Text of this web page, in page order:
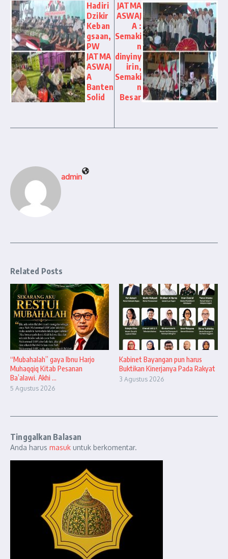
Hadiri
Dzikir
Keban
gsaan,
PW
JATMA
ASWAJ
A
Banten
Solid
JATMA
ASWAJ
A :
Semaki
n
dinyiny
irin,
Semaki
n
Besar
admin
Related Posts
“Mubahalah” gaya Ibnu Harjo
Muhaqqiq Kitab Pesanan
Ba’alawi. Akhi ...
5 Agustus 2026
Kabinet Bayangan pun harus
Buktikan Kinerjanya Pada Rakyat
3 Agustus 2026
Tinggalkan Balasan
Anda harus masuk untuk berkomentar.